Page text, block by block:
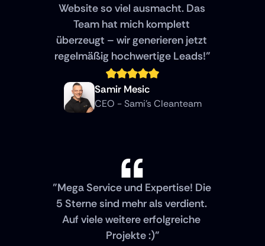
Website so viel ausmacht. Das
Team hat mich komplett
überzeugt – wir generieren jetzt
regelmäßig hochwertige Leads!"
Samir Mesic
CEO - Sami's Cleanteam
"Mega Service und Expertise! Die
5 Sterne sind mehr als verdient.
Auf viele weitere erfolgreiche
Projekte :)"